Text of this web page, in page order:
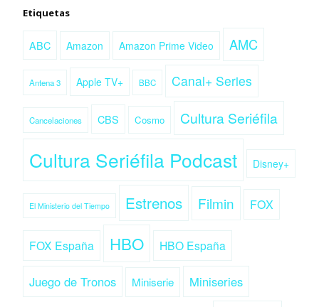
Etiquetas
ABC Amazon Amazon Prime Video AMC
Antena 3 Apple TV+ BBC Canal+ Series
Cancelaciones CBS Cosmo Cultura Seriéfila
Cultura Seriéfila Podcast Disney+
El Ministerio del Tiempo Estrenos Filmin FOX
FOX España HBO HBO España
Juego de Tronos Miniserie Miniseries